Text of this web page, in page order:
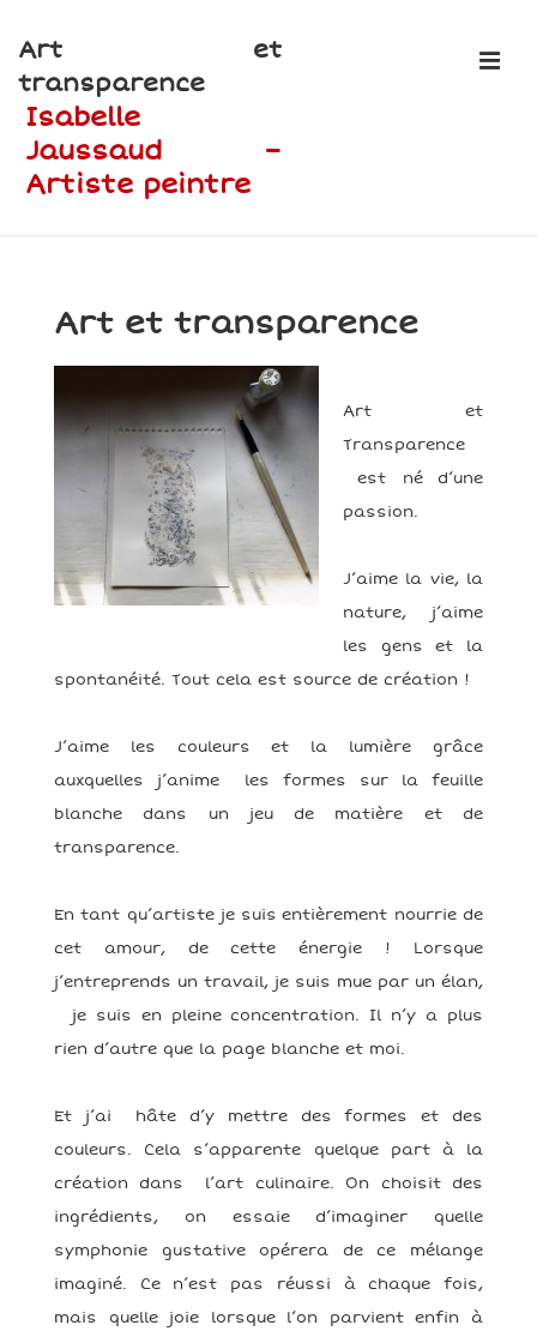
passer
au
contenu
principal
Art et
transparence
Isabelle
Jaussaud –
Artiste peintre
Art et transparence
Art et
Transparence
est né d’une
passion.
J’aime la vie, la
nature, j’aime
les gens et la
spontanéité. Tout cela est source de création !
J’aime les couleurs et la lumière grâce
auxquelles j’anime les formes sur la feuille
blanche dans un jeu de matière et de
transparence.
En tant qu’artiste je suis entièrement nourrie de
cet amour, de cette énergie ! Lorsque
j’entreprends un travail, je suis mue par un élan,
je suis en pleine concentration. Il n’y a plus
rien d’autre que la page blanche et moi.
Et j’ai hâte d’y mettre des formes et des
couleurs. Cela s’apparente quelque part à la
création dans l’art culinaire. On choisit des
ingrédients, on essaie d’imaginer quelle
symphonie gustative opérera de ce mélange
imaginé. Ce n’est pas réussi à chaque fois,
mais quelle joie lorsque l’on parvient enfin à